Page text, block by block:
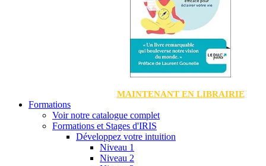
MAINTENANT EN LIBRAIRIE
Formations
Voir notre catalogue complet
Formations et Stages d'IRIS
Développez votre intuition
Niveau 1
Niveau 2